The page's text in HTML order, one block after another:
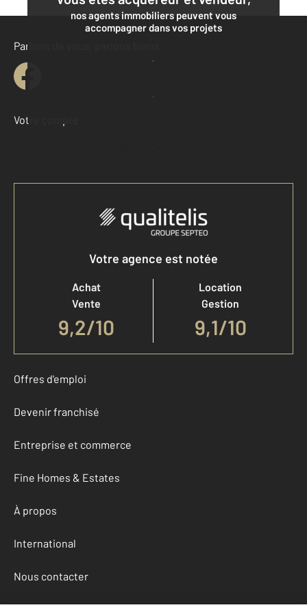
nos agents immobiliers peuvent vous
accompagner dans vos projets
Contacter l'agence
Demander une estimation
Parlons de vous, parlons biens
Votre compte :
Accéder à mon compte
Votre agence est notée
Achat
Vente
9,2/10
Location
Gestion
9,1/10
Offres d'emploi
Devenir franchisé
Entreprise et commerce
Fine Homes & Estates
À propos
International
Nous contacter